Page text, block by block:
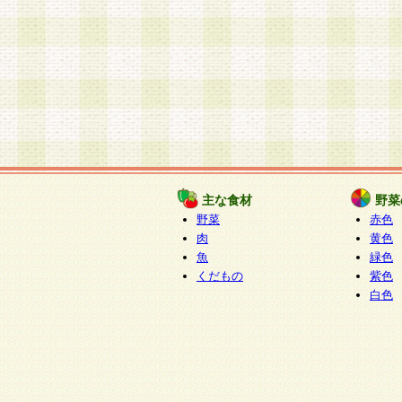
主な食材
野菜
肉
魚
くだもの
野
赤色
黄色
緑色
紫色
白色